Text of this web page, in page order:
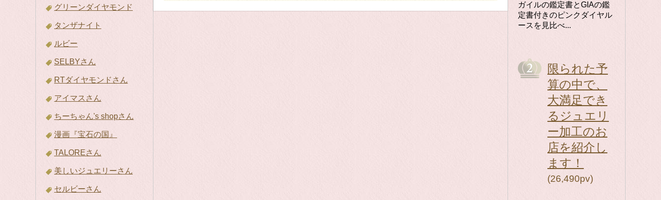
グリーンダイヤモンド
タンザナイト
ルビー
SELBYさん
RTダイヤモンドさん
アイマスさん
ちーちゃん's shopさん
漫画『宝石の国』
TALOREさん
美しいジュエリーさん
セルビーさん
ガイルの鑑定書とGIAの鑑
定書付きのピンクダイヤル
ースを見比べ...
限られた予
算の中で、
大満足でき
るジュエリ
ー加工のお
店を紹介し
ます！
(26,490pv)